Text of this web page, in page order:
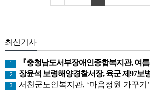
최신기사
1 『충청남도서부장애인종합복지관, 여름계절학교 '신나는
2 장윤석 보령해양경찰서장, 육군 제97보병여단-7해안감시대대 방
3 서천군노인복지관, ‘마음정원 가꾸기’ 프